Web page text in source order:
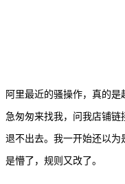
阿里最近的骚操作，真的是
急匆匆来找我，问我店铺链
退不出去。我一开始还以
是懵了，规则又改了。